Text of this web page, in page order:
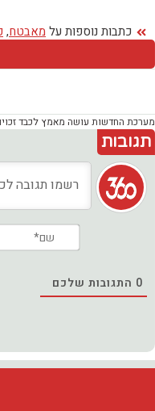
כתבות נוספות עלמאבטח,
מערכת החדשות עושה מאמץ לכבד
תגובות
0 התגובות שלכם